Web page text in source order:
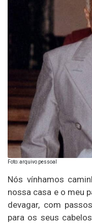
Foto: arquivo pessoal
Nós vínhamos
nossa casa e o meu
devagar, com
para os seus